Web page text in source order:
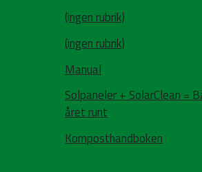
(ingen rubrik)
(ingen rubrik)
Manual
Solpaneler + SolarClean =
året runt
Komposthandboken